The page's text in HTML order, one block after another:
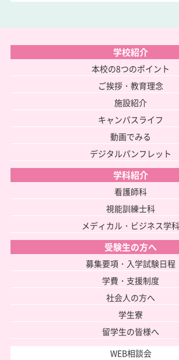
学校紹介
本校の8つのポイント
ご挨拶・教育理念
施設紹介
キャンパスライフ
動画でみる
デジタルパンフレット
学科紹介
看護師科
視能訓練士科
メディカル・ビジネス学科
受験生の方へ
募集要項・入学試験日程
学費・支援制度
社会人の方へ
学生寮
留学生の皆様へ
WEB相談会